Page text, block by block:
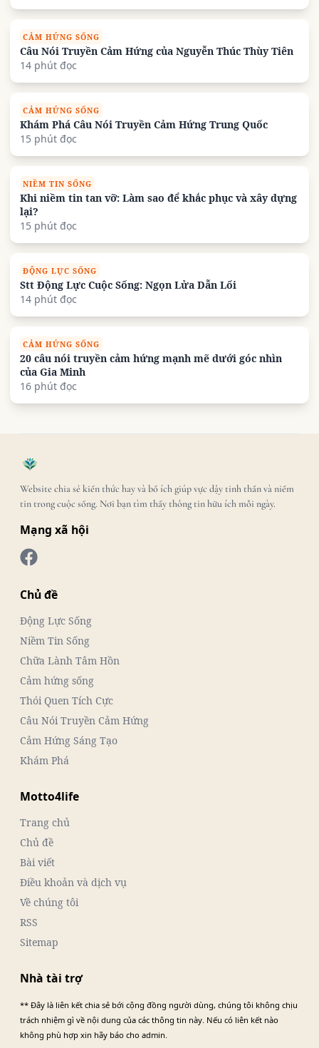
CẢM HỨNG SỐNG
Câu Nói Truyền Cảm Hứng của Nguyễn Thúc Thùy Tiên
14 phút đọc
CẢM HỨNG SỐNG
Khám Phá Câu Nói Truyền Cảm Hứng Trung Quốc
15 phút đọc
NIỀM TIN SỐNG
Khi niềm tin tan vỡ: Làm sao để khắc phục và xây dựng
lại?
15 phút đọc
ĐỘNG LỰC SỐNG
Stt Động Lực Cuộc Sống: Ngọn Lửa Dẫn Lối
14 phút đọc
CẢM HỨNG SỐNG
20 câu nói truyền cảm hứng mạnh mẽ dưới góc nhìn
của Gia Minh
16 phút đọc
Website chia sẻ kiến thức hay và bổ ích giúp vực dậy tinh thần và niềm
tin trong cuộc sống. Nơi bạn tìm thấy thông tin hữu ích mỗi ngày.
Mạng xã hội
Chủ đề
Động Lực Sống
Niềm Tin Sống
Chữa Lành Tâm Hồn
Cảm hứng sống
Thói Quen Tích Cực
Câu Nói Truyền Cảm Hứng
Cảm Hứng Sáng Tạo
Khám Phá
Motto4life
Trang chủ
Chủ đề
Bài viết
Điều khoản và dịch vụ
Về chúng tôi
RSS
Sitemap
Nhà tài trợ
** Đây là liên kết chia sẻ bới cộng đồng người dùng, chúng tôi không chịu
trách nhiệm gì về nội dung của các thông tin này. Nếu có liên kết nào
không phù hợp xin hãy báo cho admin.